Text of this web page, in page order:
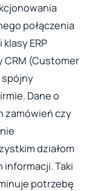
połączenia
ERP
CRM (Customer
Dane o
zamówień czy
działom
Taki
potrzebę